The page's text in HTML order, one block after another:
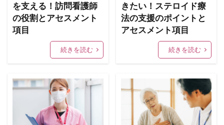
を支える！訪問看護師
の役割とアセスメント
項目
続きを読む
きたい！ステロイド療
法の支援のポイントと
アセスメント項目
続きを読む